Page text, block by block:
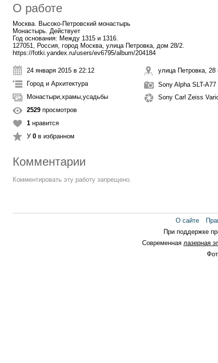
О работе
Москва. Высоко-Петровский монастырь
Монастырь. Действует
Год основания: Между 1315 и 1316.
127051, Россия, город Москва, улица Петровка, дом 28/2.
https://fotki.yandex.ru/users/ev6795/album/204184
24 января 2015 в 22:12
Город и Архитектура
Монастыри,храмы,усадьбы
2529 просмотров
1 нравится
У 0 в избранном
улица Петровка,
Sony Alpha SLT-A77
Sony Carl Zeiss
Комментарии
Комментировать эту работу запрещено.
О сайте
При поддержке
Современная лазерная